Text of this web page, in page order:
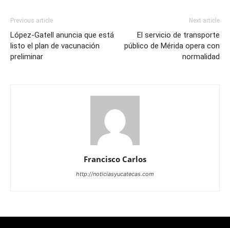
Previous article
López-Gatell anuncia que está
listo el plan de vacunación
preliminar
Next article
El servicio de transporte
público de Mérida opera con
normalidad
Francisco Carlos
http://noticiasyucatecas.com